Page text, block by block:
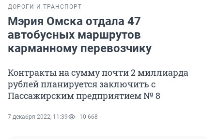
ДОРОГИ И ТРАНСПОРТ
Мэрия Омска отдала 47
автобусных маршрутов
карманному перевозчику
Контракты на сумму почти 2 миллиарда
рублей планируется заключить с
Пассажирским предприятием № 8
7 декабря 2022, 11:39 10 668